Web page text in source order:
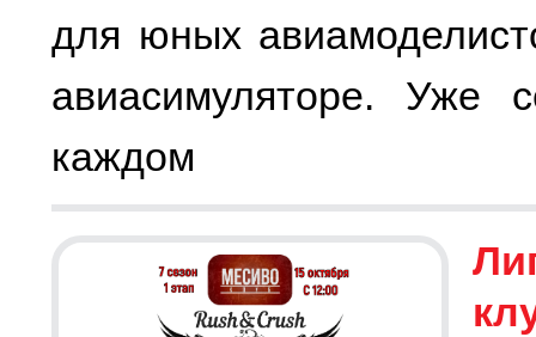
для юных
авиасимуляторе. Уже
каждом